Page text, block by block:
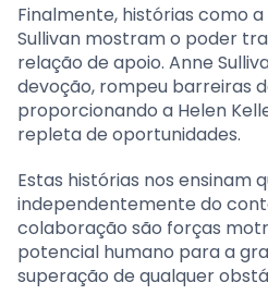
Finalmente, histórias como
Sullivan mostram o poder
relação de apoio. Anne
devoção, rompeu barreiras
proporcionando a Helen
repleta de oportunidades.
Estas histórias nos ensinam
independentemente do
colaboração são forças
potencial humano para a
superação de qualquer